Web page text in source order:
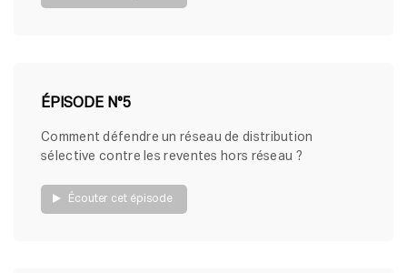
ÉPISODE N°5
Comment défendre un réseau de distribution
sélective contre les reventes hors réseau ?
Écouter cet épisode